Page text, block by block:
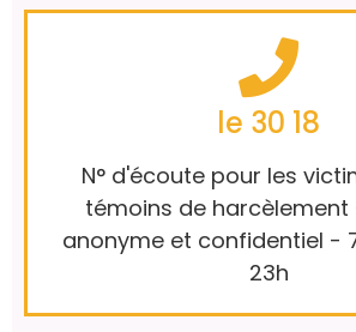
le 30 18
N° d'écoute pour les
témoins de
anonyme et confidentiel -
23h